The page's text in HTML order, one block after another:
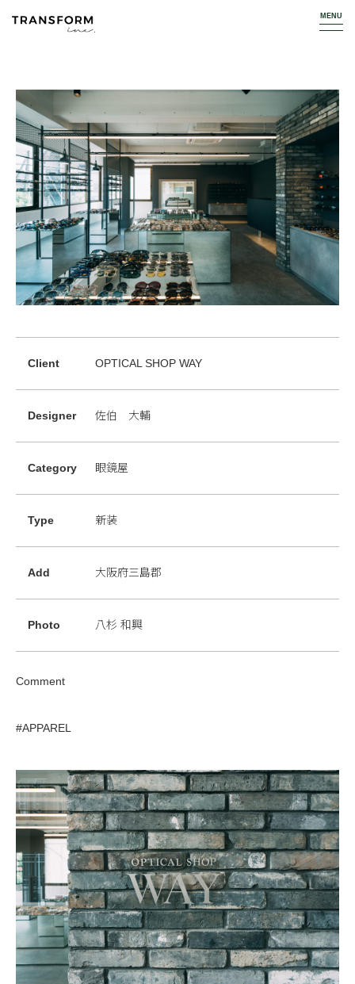
Client OPTICAL SHOP WAY
Designer 佐伯 大輔
Category 眼鏡屋
Type 新装
Add 大阪府三島郡
Photo 八杉 和興
Comment
#APPAREL